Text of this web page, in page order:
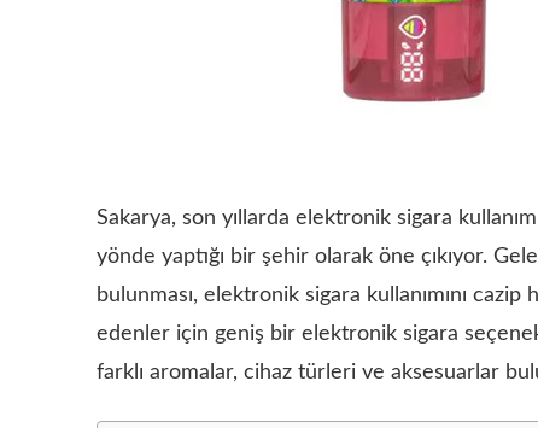
Sakarya, son yıllarda elektronik sigara
yönde yaptığı bir şehir olarak öne çıkıyor.
bulunması, elektronik sigara kullanımını
edenler için geniş bir elektronik sigara
farklı aromalar, cihaz türleri ve aksesuarlar